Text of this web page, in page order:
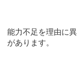
能力不足を理由に
があります。